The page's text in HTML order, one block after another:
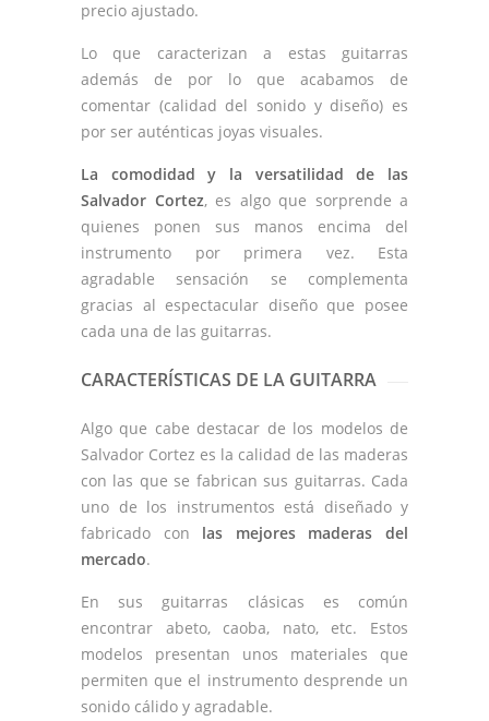
precio ajustado.
Lo que caracterizan a estas guitarras
además de por lo que acabamos de
comentar (calidad del sonido y diseño) es
por ser auténticas joyas visuales.
La comodidad y la versatilidad de las
Salvador Cortez, es algo que sorprende a
quienes ponen sus manos encima del
instrumento por primera vez. Esta
agradable sensación se complementa
gracias al espectacular diseño que posee
cada una de las guitarras.
CARACTERÍSTICAS DE LA GUITARRA
Algo que cabe destacar de los modelos de
Salvador Cortez es la calidad de las maderas
con las que se fabrican sus guitarras. Cada
uno de los instrumentos está diseñado y
fabricado con las mejores maderas del
mercado.
En sus guitarras clásicas es común
encontrar abeto, caoba, nato, etc. Estos
modelos presentan unos materiales que
permiten que el instrumento desprende un
sonido cálido y agradable.